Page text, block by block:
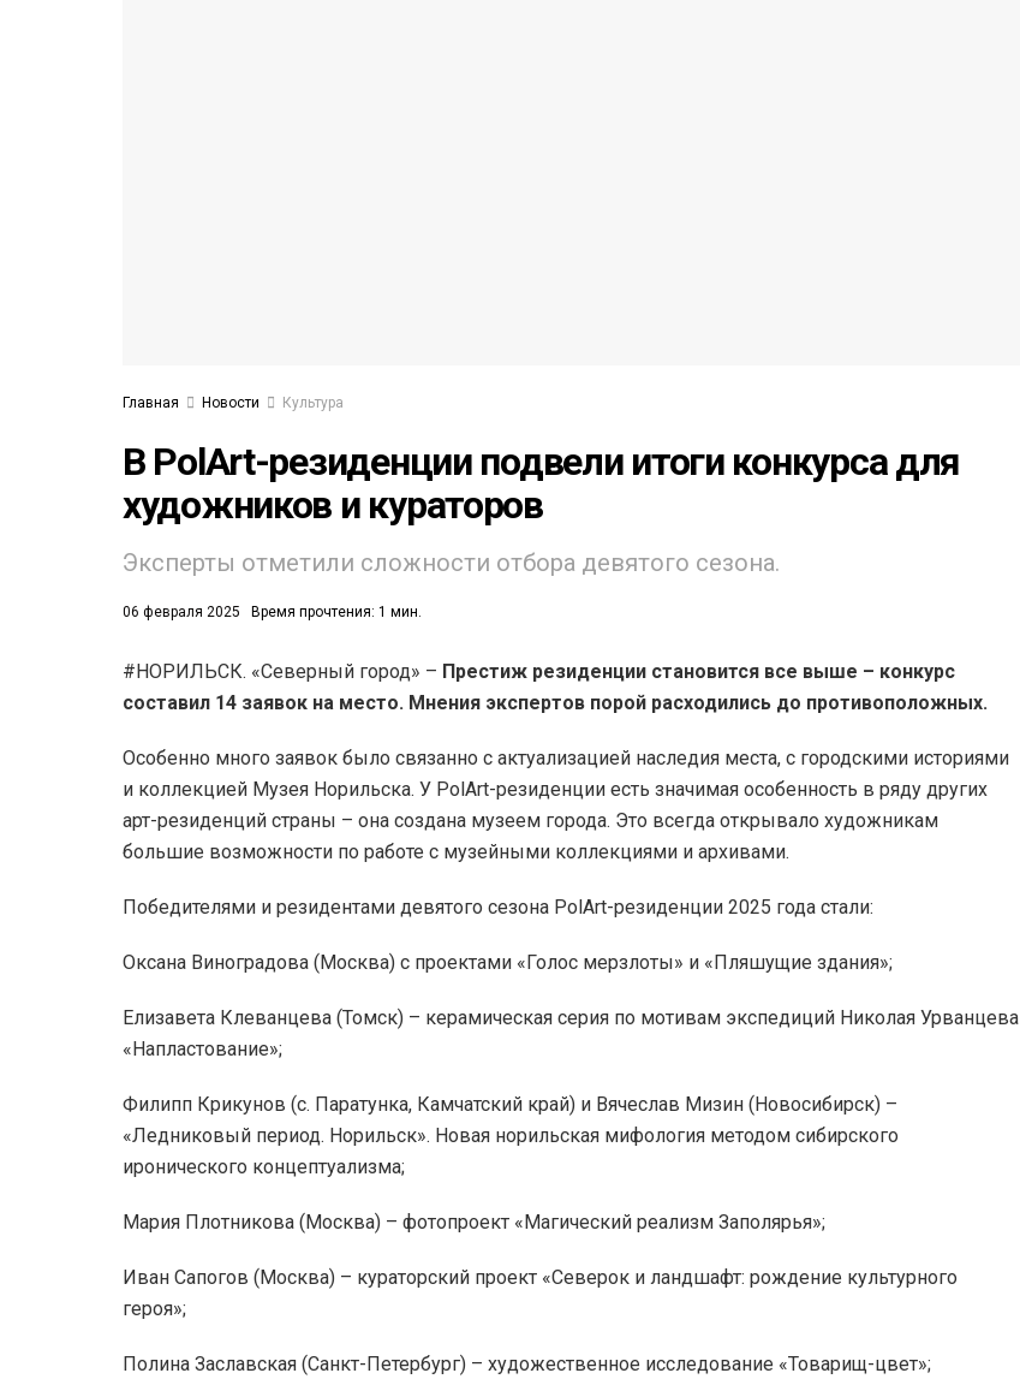
Главная Новости Культура
В PolArt-резиденции подвели итоги конкурса для
художников и кураторов
Эксперты отметили сложности отбора девятого сезона.
06 февраля 2025 Время прочтения: 1 мин.
#НОРИЛЬСК. «Северный город» – Престиж резиденции становится все выше – конкурс
составил 14 заявок на место. Мнения экспертов порой расходились до противоположных.
Особенно много заявок было связанно с актуализацией наследия места, с городскими историями
и коллекцией Музея Норильска. У PolArt-резиденции есть значимая особенность в ряду других
арт-резиденций страны – она создана музеем города. Это всегда открывало художникам
большие возможности по работе с музейными коллекциями и архивами.
Победителями и резидентами девятого сезона PolArt-резиденции 2025 года стали:
Оксана Виноградова (Москва) с проектами «Голос мерзлоты» и «Пляшущие здания»;
Елизавета Клеванцева (Томск) – керамическая серия по мотивам экспедиций Николая Урванцева
«Напластование»;
Филипп Крикунов (с. Паратунка, Камчатский край) и Вячеслав Мизин (Новосибирск) –
«Ледниковый период. Норильск». Новая норильская мифология методом сибирского
иронического концептуализма;
Мария Плотникова (Москва) – фотопроект «Магический реализм Заполярья»;
Иван Сапогов (Москва) – кураторский проект «Северок и ландшафт: рождение культурного
героя»;
Полина Заславская (Санкт-Петербург) – художественное исследование «Товарищ-цвет»;